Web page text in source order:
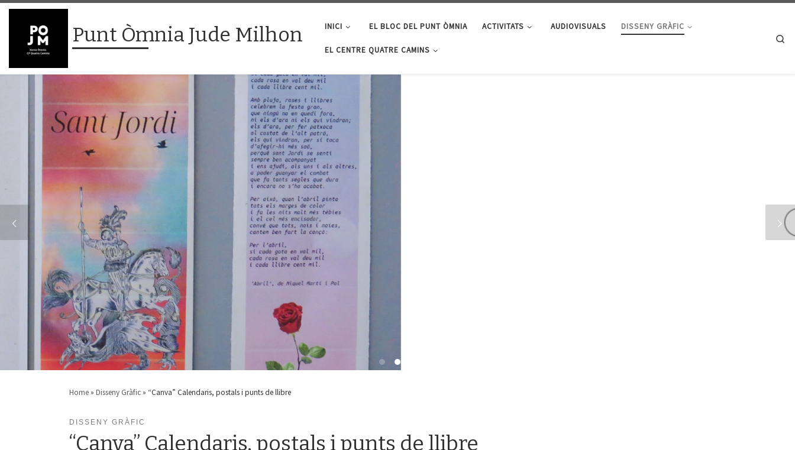
Punt Òmnia Jude Milhon INICI EL BLOC DEL PUNT ÒMNIA ACTIVITATS AUDIOVISUALS DISSENY GRÀFIC
EL CENTRE QUATRE CAMINS
Home » Disseny Gràfic » “Canva” Calendaris, postals i punts de llibre
DISSENY GRÀFIC
“Canva” Calendaris, postals i punts de llibre